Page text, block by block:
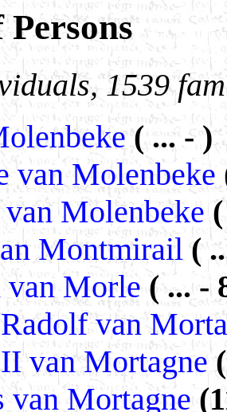
1539
( ... - )
van Molenbeke
Molenbeke
Montmirail(
van Morle( ... -
van
van Mortagne
van Mortagne